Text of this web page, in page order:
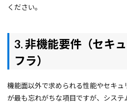
ください。
3. 非機能要件（セキ
フラ）
機能面以外で求められる性能やセキュ
が最も忘れがちな項目ですが、システ